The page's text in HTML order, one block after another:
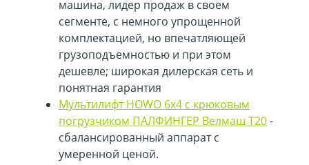
машина, лидер продаж в своем
сегменте, с немного упрощенной
комплектацией, но впечатляющей
грузоподъемностью и при этом
дешевле; широкая дилерская сеть и
понятная гарантия
Мультилифт HOWO 6х4 с крюковым
погрузчиком ПАЛФИНГЕР Велмаш Т20-
сбалансированный аппарат с
умеренной ценой.